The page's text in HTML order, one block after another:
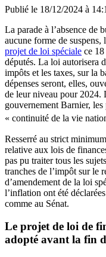
Publié le 18/12/2024 à
La parade à l’absence de
aucune forme de
projet de loi spéciale ce 18
députés. La loi autorisera
impôts et les taxes, sur la
dépenses seront, elles,
de leur niveau pour 2024.
gouvernement Barnier,
« continuité de la vie
Resserré au strict
relative aux lois de
pas pu traiter tous les
tranches de l’impôt sur le
d’amendement de la loi
l’inflation ont été
comme au Sénat.
Le projet de loi de
adopté avant la fin